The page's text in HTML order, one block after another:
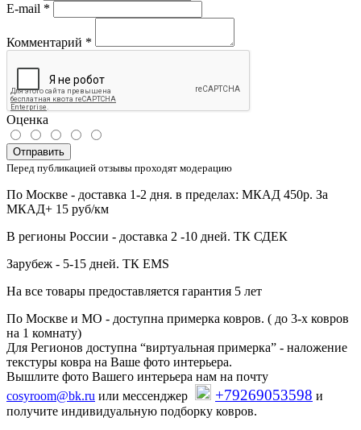
E-mail *
Комментарий *
Оценка
Отправить
Перед публикацией отзывы проходят модерацию
По Москве - доставка 1-2 дня. в пределах: МКАД 450р. За
МКАД+ 15 руб/км
В регионы России - доставка 2 -10 дней. ТК СДЕК
Зарубеж - 5-15 дней. ТК EMS
На все товары предоставляется гарантия 5 лет
По Москве и МО - доступна примерка ковров. ( до 3-х ковров
на 1 комнату)
Для Регионов доступна “виртуальная примерка” - наложение
текстуры ковра на Ваше фото интерьера.
Вышлите фото Вашего интерьера нам на почту
cosyroom@bk.ru или мессенджер +79269053598 и
получите индивидуальную подборку ковров.